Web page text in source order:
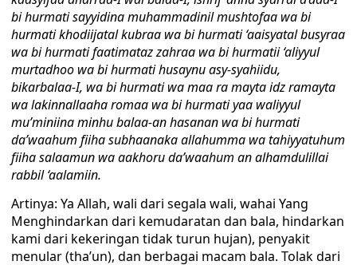
bi hurmati sayyidina muhammadinil mushtofaa wa bi
hurmati khodiijatal kubraa wa bi hurmati ‘aaisyatal busyraa
wa bi hurmati faatimataz zahraa wa bi hurmatii ‘aliyyul
murtadhoo wa bi hurmati husaynu asy-syahiidu,
bikarbalaa-I, wa bi hurmati wa maa ra mayta idz ramayta
wa lakinnallaaha romaa wa bi hurmati yaa waliyyul
mu’miniina minhu balaa-an hasanan wa bi hurmati
da’waahum fiiha subhaanaka allahumma wa tahiyyatuhum
fiiha salaamun wa aakhoru da’waahum an alhamdulillai
rabbil ‘aalamiin.
Artinya: Ya Allah, wali dari segala wali, wahai Yang
Menghindarkan dari kemudaratan dan bala, hindarkan
kami dari kekeringan tidak turun hujan), penyakit
menular (tha’un), dan berbagai macam bala. Tolak dari